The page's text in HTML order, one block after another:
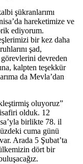
şükranlarımı
hareketimize ve
ediyorum.
bir kez daha
şad,
devreden
kalpten teşekkür
da Mevla’dan
oluyoruz”
olduk. 12
birlikte 78. il
cuma günü
Arada 5 Şubat’ta
dört bir